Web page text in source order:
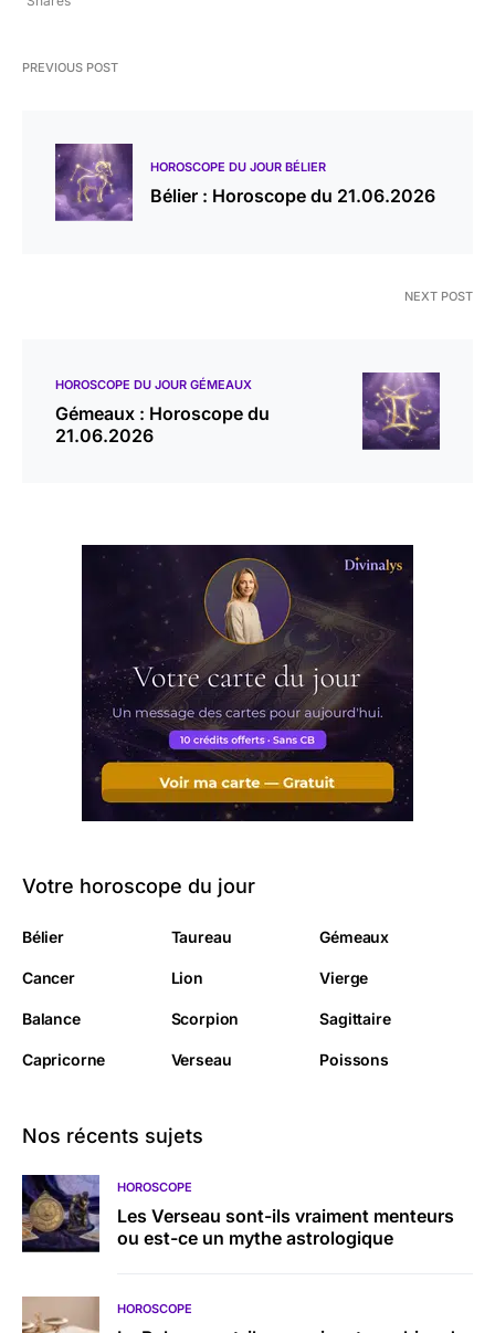
PREVIOUS POST
HOROSCOPE DU JOUR BÉLIER
Bélier : Horoscope du 21.06.2026
NEXT POST
HOROSCOPE DU JOUR GÉMEAUX
Gémeaux : Horoscope du
21.06.2026
Votre horoscope du jour
Bélier Taureau Gémeaux
Cancer Lion Vierge
Balance Scorpion Sagittaire
Capricorne Verseau Poissons
Nos récents sujets
HOROSCOPE
Les Verseau sont-ils vraiment menteurs
ou est-ce un mythe astrologique
HOROSCOPE